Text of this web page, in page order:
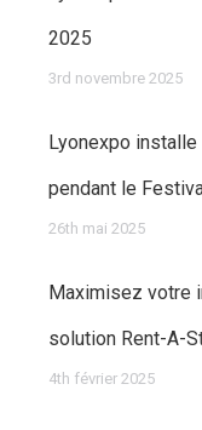
2025
3rd novembre 2025
Lyonexpo installe
pendant le
26th mai 2025
Maximisez votre
solution Rent-A-
4th février 2025